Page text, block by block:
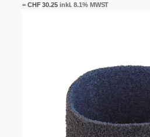
= CHF30.25inkl. 8.1% MWST